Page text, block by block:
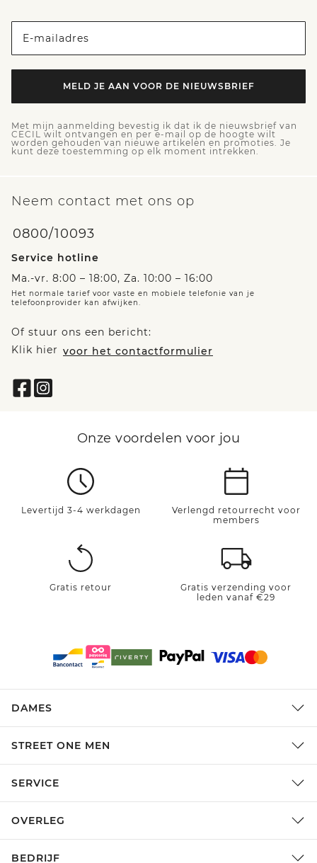
E-mailadres
MELD JE AAN VOOR DE NIEUWSBRIEF
Met mijn aanmelding bevestig ik dat ik de nieuwsbrief van
CECIL wilt ontvangen en per e-mail op de hoogte wilt
worden gehouden van nieuwe artikelen en promoties. Je
kunt deze toestemming op elk moment intrekken.
Neem contact met ons op
0800/10093
Service hotline
Ma.-vr. 8:00 – 18:00, Za. 10:00 – 16:00
Het normale tarief voor vaste en mobiele telefonie van je
telefoonprovider kan afwijken.
Of stuur ons een bericht:
Klik hier voor het contactformulier
Onze voordelen voor jou
Levertijd 3-4 werkdagen
Verlengd retourrecht voor
members
Gratis retour
Gratis verzending voor
leden vanaf €29
DAMES
STREET ONE MEN
SERVICE
OVERLEG
BEDRIJF